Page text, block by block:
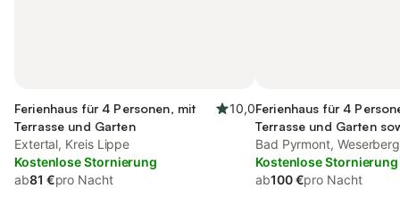
Ferienhaus für 4 Personen, mit
Terrasse und Garten
10,0
Extertal, Kreis Lippe
Kostenlose Stornierung
ab81 €pro Nacht
Ferienhaus für 4
Terrasse und Garten
und Sauna
Bad Pyrmont,
Kostenlose Stornierung
ab100 €pro Nacht